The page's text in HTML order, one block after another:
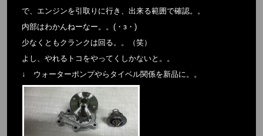
で、エンジンを引取りに行き、出来る範囲で確認。。
内部はわかんねーなー。。(・з・)
少なくともクランクは回る。。（笑）
よし、やれるトコをやってくしかないと。。
↓ ウォーターポンプやらタイベル関係を新品に。。